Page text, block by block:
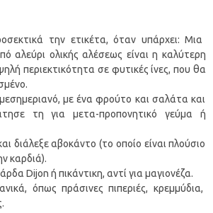
την ετικέτα, όταν υπάρχει: Μια
αλεύρι ολικής αλέσεως είναι η καλύτερη
περιεκτικότητα σε φυτικές ίνες, που θα
με ένα φρούτο και σαλάτα και
τη για μετα-προπονητικό γεύμα ή
διάλεξε αβοκάντο (το οποίο είναι πλούσιο
καρδιά).
Dijon ή πικάντικη, αντί για μαγιονέζα.
όπως πράσινες πιπεριές, κρεμμύδια,